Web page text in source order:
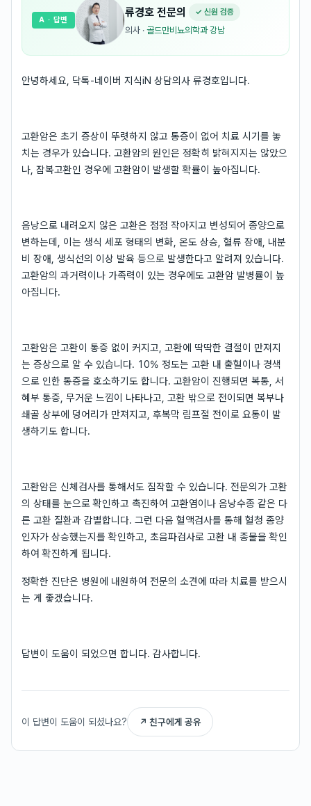
류경호 전문의 ✓ 신원 검증
의사 · 골드만비뇨의학과 강남
A · 답변
안녕하세요, 닥톡-네이버 지식iN 상담의사 류경호입니다.
고환암은 초기 증상이 뚜렷하지 않고 통증이 없어 치료 시기를 놓
치는 경우가 있습니다. 고환암의 원인은 정확히 밝혀지지는 않았으
나, 잠복고환인 경우에 고환암이 발생할 확률이 높아집니다.
음낭으로 내려오지 않은 고환은 점점 작아지고 변성되어 종양으로
변하는데, 이는 생식 세포 형태의 변화, 온도 상승, 혈류 장애, 내분
비 장애, 생식선의 이상 발육 등으로 발생한다고 알려져 있습니다.
고환암의 과거력이나 가족력이 있는 경우에도 고환암 발병률이 높
아집니다.
고환암은 고환이 통증 없이 커지고, 고환에 딱딱한 결절이 만져지
는 증상으로 알 수 있습니다. 10% 정도는 고환 내 출혈이나 경색
으로 인한 통증을 호소하기도 합니다. 고환암이 진행되면 복통, 서
혜부 통증, 무거운 느낌이 나타나고, 고환 밖으로 전이되면 복부나
쇄골 상부에 덩어리가 만져지고, 후복막 림프절 전이로 요통이 발
생하기도 합니다.
고환암은 신체검사를 통해서도 짐작할 수 있습니다. 전문의가 고환
의 상태를 눈으로 확인하고 촉진하여 고환염이나 음낭수종 같은 다
른 고환 질환과 감별합니다. 그런 다음 혈액검사를 통해 혈청 종양
인자가 상승했는지를 확인하고, 초음파검사로 고환 내 종물을 확인
하여 확진하게 됩니다.
정확한 진단은 병원에 내원하여 전문의 소견에 따라 치료를 받으시
는 게 좋겠습니다.
답변이 도움이 되었으면 합니다. 감사합니다.
이 답변이 도움이 되셨나요? ↗ 친구에게 공유